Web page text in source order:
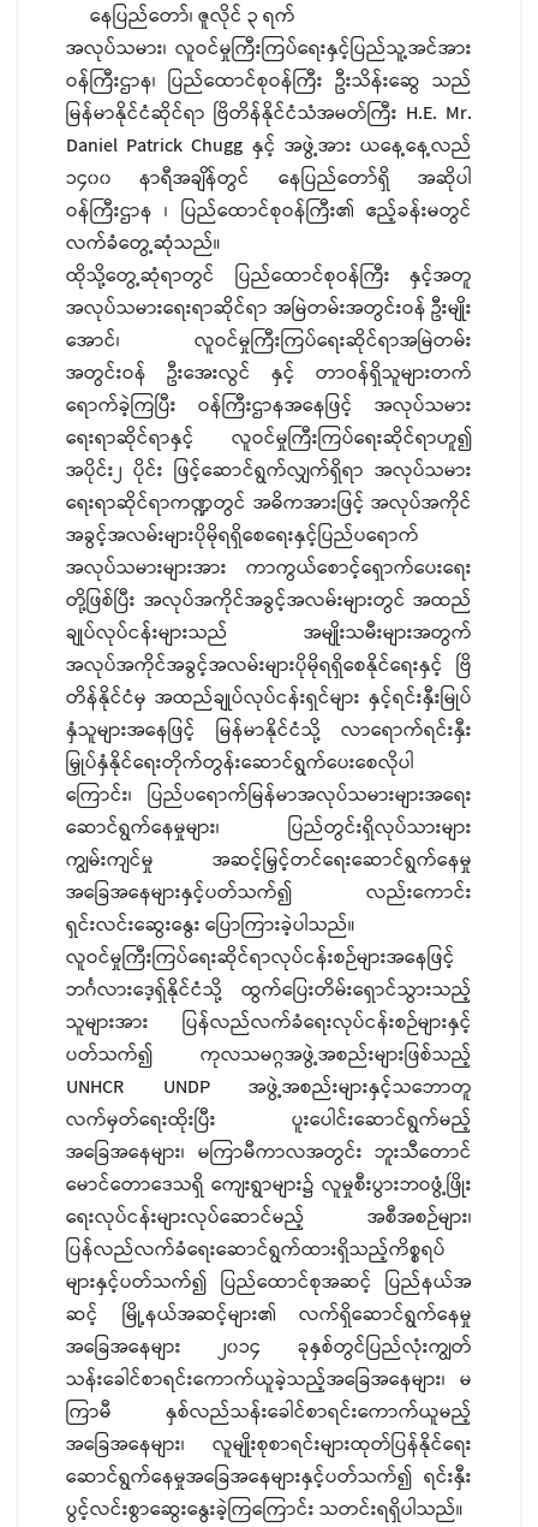
နေပြည်တော်၊ ဇူလိုင် ၃ ရက်
အလုပ်သမား၊ လူဝင်မှုကြီးကြပ်ရေးနှင့်ပြည်သူ့အင်အား
ဝန်ကြီးဌာန၊ ပြည်ထောင်စုဝန်ကြီး ဦးသိန်းဆွေ သည်
မြန်မာနိုင်ငံဆိုင်ရာ ဗြိတိန်နိုင်ငံသံအမတ်ကြီး H.E. Mr.
Daniel Patrick Chugg နှင့် အဖွဲ့အား ယနေ့နေ့လည်
၁၄၀၀ နာရီအချိန်တွင် နေပြည်တော်ရှိ အဆိုပါ
ဝန်ကြီးဌာန ၊ ပြည်ထောင်စုဝန်ကြီး၏ ဧည့်ခန်းမတွင်
လက်ခံတွေ့ဆုံသည်။
ထိုသို့တွေ့ဆုံရာတွင် ပြည်ထောင်စုဝန်ကြီး နှင့်အတူ
အလုပ်သမားရေးရာဆိုင်ရာ အမြဲတမ်းအတွင်းဝန် ဦးမျိုး
အောင်၊ လူဝင်မှုကြီးကြပ်ရေးဆိုင်ရာအမြဲတမ်း
အတွင်းဝန် ဦးအေးလွင် နှင့် တာဝန်ရှိသူများတက်
ရောက်ခဲ့ကြပြီး ဝန်ကြီးဌာနအနေဖြင့် အလုပ်သမား
ရေးရာဆိုင်ရာနှင့် လူဝင်မှုကြီးကြပ်ရေးဆိုင်ရာဟူ၍
အပိုင်း၂ ပိုင်း ဖြင့်ဆောင်ရွက်လျှက်ရှိရာ အလုပ်သမား
ရေးရာဆိုင်ရာကဏ္ဍတွင် အဓိကအားဖြင့် အလုပ်အကိုင်
အခွင့်အလမ်းများပိုမိုရရှိစေရေးနှင့်ပြည်ပရောက်
အလုပ်သမားများအား ကာကွယ်စောင့်ရှောက်ပေးရေး
တို့ဖြစ်ပြီး အလုပ်အကိုင်အခွင့်အလမ်းများတွင် အထည်
ချုပ်လုပ်ငန်းများသည် အမျိုးသမီးများအတွက်
အလုပ်အကိုင်အခွင့်အလမ်းများပိုမိုရရှိစေနိုင်ရေးနှင့် ဗြိ
တိန်နိုင်ငံမှ အထည်ချုပ်လုပ်ငန်းရှင်များ နှင့်ရင်းနှီးမြုပ်
နှံသူများအနေဖြင့် မြန်မာနိုင်ငံသို့ လာရောက်ရင်းနှီး
မြှုပ်နှံနိုင်ရေးတိုက်တွန်းဆောင်ရွက်ပေးစေလိုပါ
ကြောင်း၊ ပြည်ပရောက်မြန်မာအလုပ်သမားများအရေး
ဆောင်ရွက်နေမှုများ၊ ပြည်တွင်းရှိလုပ်သားများ
ကျွမ်းကျင်မှု အဆင့်မြှင့်တင်ရေးဆောင်ရွက်နေမှု
အခြေအနေများနှင့်ပတ်သက်၍ လည်းကောင်း
ရှင်းလင်းဆွေးနွေး ပြောကြားခဲ့ပါသည်။
လူဝင်မှုကြီးကြပ်ရေးဆိုင်ရာလုပ်ငန်းစဉ်များအနေဖြင့်
ဘင်္ဂလားဒေ့ရှ်နိုင်ငံသို့ ထွက်ပြေးတိမ်းရှောင်သွားသည့်
သူများအား ပြန်လည်လက်ခံရေးလုပ်ငန်းစဉ်များနှင့်
ပတ်သက်၍ ကုလသမဂ္ဂအဖွဲ့အစည်းများဖြစ်သည့်
UNHCR UNDP အဖွဲ့အစည်းများနှင့်သဘောတူ
လက်မှတ်ရေးထိုးပြီး ပူးပေါင်းဆောင်ရွက်မည့်
အခြေအနေများ၊ မကြာမီကာလအတွင်း ဘူးသီတောင်
မောင်တောဒေသရှိ ကျေးရွာများ၌ လူမှုစီးပွားဘဝဖွံ့ဖြိုး
ရေးလုပ်ငန်းများလုပ်ဆောင်မည့် အစီအစဉ်များ၊
ပြန်လည်လက်ခံရေးဆောင်ရွက်ထားရှိသည့်ကိစ္စရပ်
များနှင့်ပတ်သက်၍ ပြည်ထောင်စုအဆင့် ပြည်နယ်အ
ဆင့် မြို့နယ်အဆင့်များ၏ လက်ရှိဆောင်ရွက်နေမှု
အခြေအနေများ ၂၀၁၄ ခုနှစ်တွင်ပြည်လုံးကျွတ်
သန်းခေါင်စာရင်းကောက်ယူခဲ့သည့်အခြေအနေများ၊ မ
ကြာမီ နှစ်လည်သန်းခေါင်စာရင်းကောက်ယူမည့်
အခြေအနေများ၊ လူမျိုးစုစာရင်းများထုတ်ပြန်နိုင်ရေး
ဆောင်ရွက်နေမှုအခြေအနေများနှင့်ပတ်သက်၍ ရင်းနှီး
ပွင့်လင်းစွာဆွေးနွေးခဲ့ကြကြောင်း သတင်းရရှိပါသည်။